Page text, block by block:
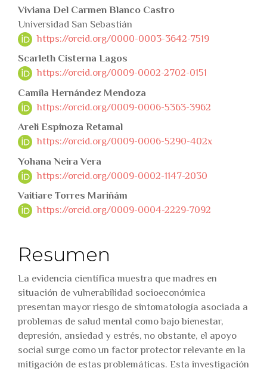
Viviana Del Carmen Blanco Castro
Universidad San Sebastián
https://orcid.org/0000-0003-3642-7519
Scarleth Cisterna Lagos
https://orcid.org/0009-0002-2702-0151
Camila Hernández Mendoza
https://orcid.org/0009-0006-5363-3962
Areli Espinoza Retamal
https://orcid.org/0009-0006-5290-402x
Yohana Neira Vera
https://orcid.org/0009-0002-1147-2030
Vaitiare Torres Mariñám
https://orcid.org/0009-0004-2229-7092
Resumen
La evidencia científica muestra que madres en
situación de vulnerabilidad socioeconómica
presentan mayor riesgo de sintomatología asociada a
problemas de salud mental como bajo bienestar,
depresión, ansiedad y estrés, no obstante, el apoyo
social surge como un factor protector relevante en la
mitigación de estas problemáticas. Esta investigación